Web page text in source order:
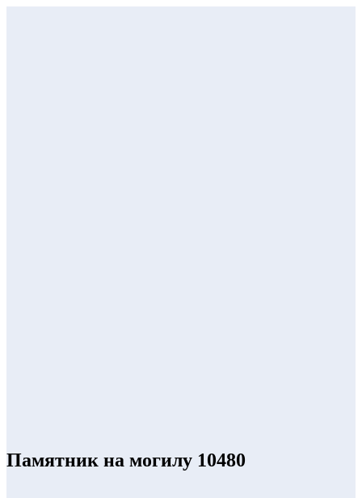
Памятник на могилу 10480